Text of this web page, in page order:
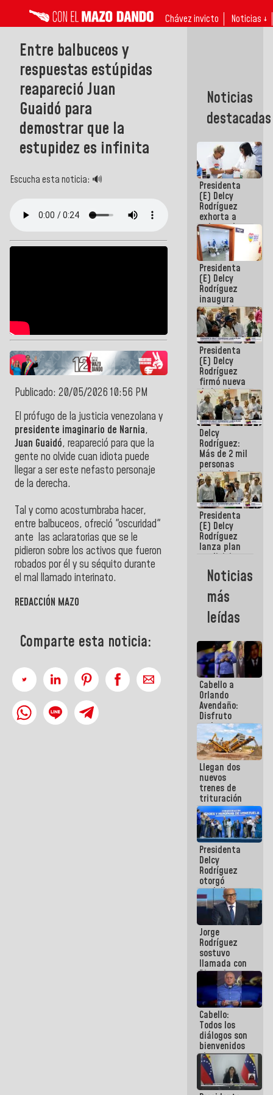
Chávez invicto Noticias ↓
Entre balbuceos y
respuestas estúpidas
reapareció Juan
Guaidó para
demostrar que la
estupidez es infinita
Escucha esta noticia: 🔊
Publicado: 20/05/2026 10:56 PM
El prófugo de la justicia venezolana y
presidente imaginario de Narnia,
Juan Guaidó, reapareció para que la
gente no olvide cuan idiota puede
llegar a ser este nefasto personaje
de la derecha.
Tal y como acostumbraba hacer,
entre balbuceos, ofreció "oscuridad"
ante las aclaratorias que se le
pidieron sobre los activos que fueron
robados por él y su séquito durante
el mal llamado interinato.
REDACCIÓN MAZO
Comparte esta noticia:
Noticias
destacadas
Presidenta
(E) Delcy
Rodríguez
exhorta a
gobernadores
y alcaldes a
edificar
casas para
abuelos
Presidenta
(E) Delcy
Rodríguez
inaugura
casa de los
Abuelos
Primavera
en Caracas
Presidenta
(E) Delcy
Rodríguez
firmó nueva
de Ley de
Arrendamiento
aprobada
por la AN
Delcy
Rodríguez:
Más de 2 mil
personas
beneficiadas
con planes
para
atención de
emergencia
sísmica en
la última
semana
Presidenta
(E) Delcy
Rodríguez
lanza plan
crediticio
con subsidio
a Juntas de
Condominio
Noticias
más
leídas
Cabello a
Orlando
Avendaño:
Disfruto
cada vez
que escribes
porque lo
que haces
es
embarrarla
Llegan dos
nuevos
trenes de
trituración
para
optimizar
manejo de
escombros
en La Guaira
Presidenta
Delcy
Rodríguez
otorgó
medalla
"Héroe de
Venezuela"
a servidores
públicos
Jorge
Rodríguez
sostuvo
llamada con
Dinorah
Figuera y
acuerdan
primer
encuentro
presencial
para el
diálogo
Cabello:
Todos los
diálogos son
bienvenidos
siempre que
estén en el
marco de la
Constitución